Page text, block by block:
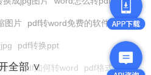
图片 pdf转word免费的软件
pdf转换ppt
式 pdf如何转word pdf格式转换
全部 ∨